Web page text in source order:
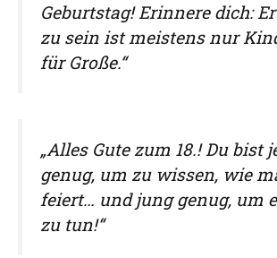
Geburtstag! Erinnere dich:
zu sein ist meistens nur
für Große.“
„Alles Gute zum 18.! Du bist
genug, um zu wissen, wie
feiert… und jung genug, um
zu tun!“